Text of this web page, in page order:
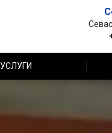
УСЛУГИ